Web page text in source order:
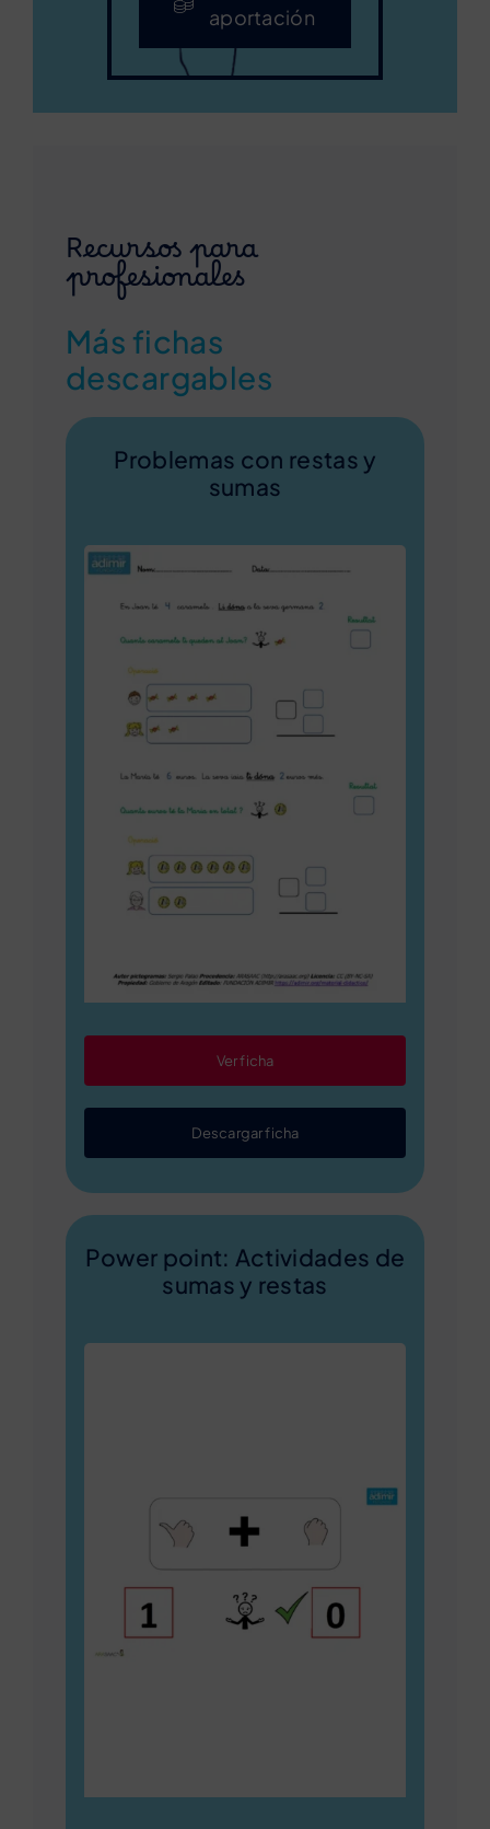
aportación
Recursos para
profesionales
Más fichas
descargables
Problemas con restas y
sumas
Ver ficha
Descargar ficha
Power point: Actividades de
sumas y restas